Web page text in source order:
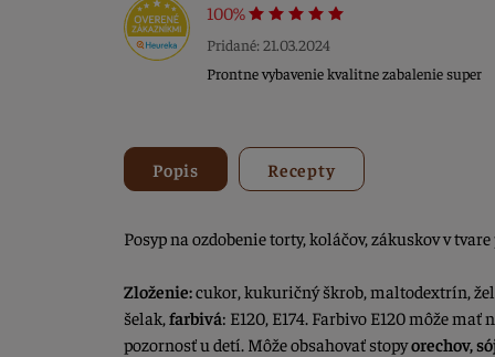
100%
Pridané: 21.03.2024
Prontne vybavenie kvalitne zabalenie super
Popis Recepty
Posyp na ozdobenie torty, koláčov, zákuskov v
Zloženie:cukor, kukuričný škrob, maltodextrín,
šelak, farbivá: E120, E174. Farbivo E120 môže
pozornosť u detí. Môže obsahovať stopyorechov,